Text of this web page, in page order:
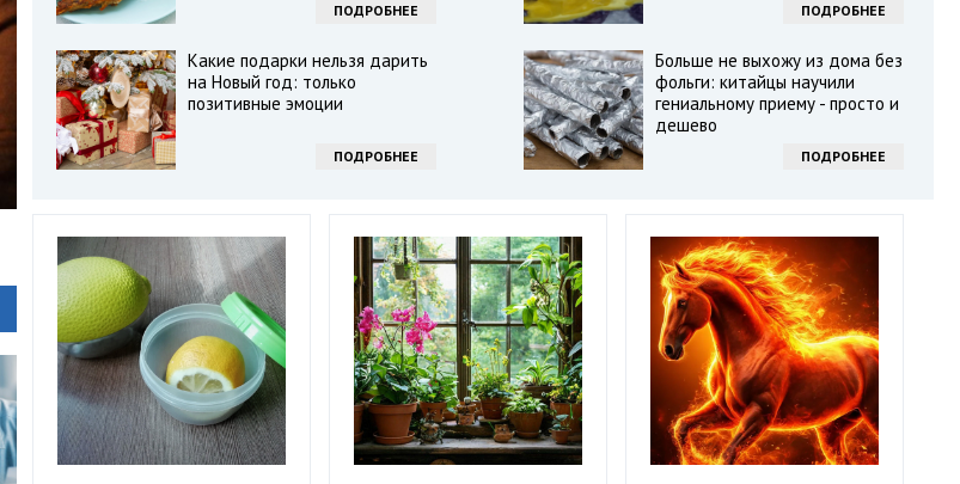
ПОДРОБНЕЕ ПОДРОБНЕЕ
Какие подарки нельзя дарить
на Новый год: только
позитивные эмоции
ПОДРОБНЕЕ
Больше не выхожу из дома без
фольги: китайцы научили
гениальному приему - просто и
дешево
ПОДРОБНЕЕ